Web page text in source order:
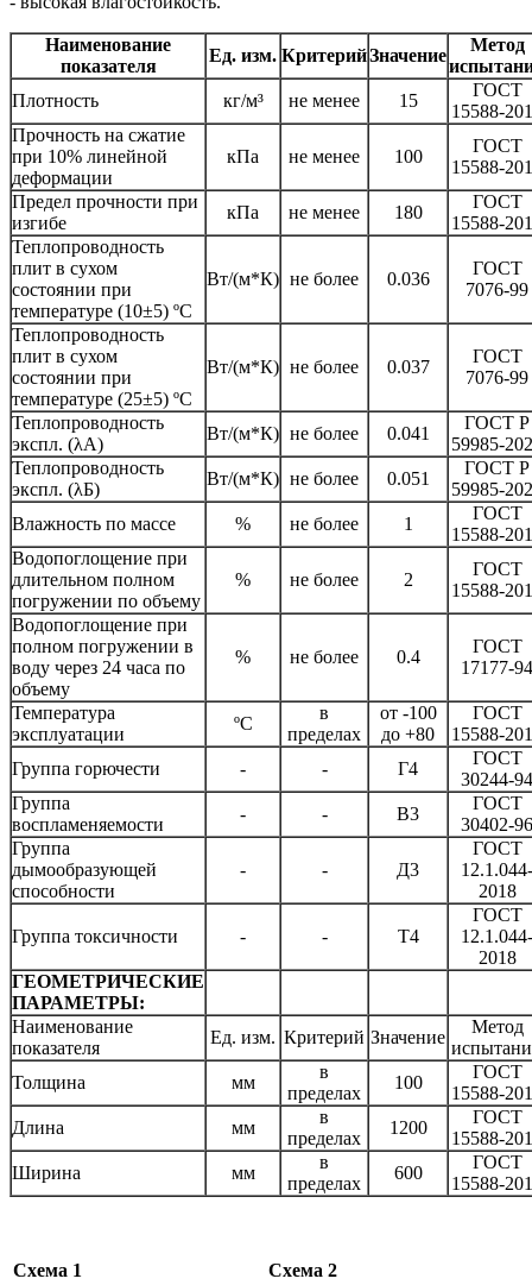
Наименование
показателя
Ед. изм. КритерийЗначение
Метод
Плотность
кг/м³ не менее 15
ГОСТ
15588-
Прочность на сжатие
при 10% линейной
деформации
кПа не менее 100
ГОСТ
15588-
Предел прочности при
изгибе
кПа не менее 180
ГОСТ
15588-
Теплопроводность
плит в сухом
состоянии при
температуре (10±5) ºC
Вт/(м*К) не более 0.036
ГОСТ
7076-99
Теплопроводность
плит в сухом
состоянии при
температуре (25±5) ºC
Вт/(м*К) не более 0.037
ГОСТ
7076-99
Теплопроводность
экспл. (λА)
Вт/(м*К) не более 0.041
ГОСТ Р
59985-
Теплопроводность
экспл. (λБ)
Вт/(м*К) не более 0.051
ГОСТ Р
59985-
Влажность по массе
% не более 1
ГОСТ
15588-
Водопоглощение при
длительном полном
погружении по объему
% не более 2
ГОСТ
15588-
Водопоглощение при
полном погружении в
воду через 24 часа по
объему
% не более 0.4
ГОСТ
17177-94
Температура
эксплуатации
ºC
в
пределах
от -100
до +80
ГОСТ
15588-
Группа горючести
- - Г4
ГОСТ
30244-94
Группа
воспламеняемости
- - В3
ГОСТ
30402-96
Группа
дымообразующей
способности
- - Д3
ГОСТ
12.1.044-
2018
Группа токсичности - - Т4
ГОСТ
12.1.044-
2018
ГЕОМЕТРИЧЕСКИЕ
ПАРАМЕТРЫ:
Наименование
показателя
Ед. изм. Критерий Значение
Метод
Толщина
мм
в
пределах
100
ГОСТ
15588-
Длина
мм
в
пределах
1200
ГОСТ
15588-
Ширина
мм
в
пределах
600
ГОСТ
15588-
Схема 1
Схема 2